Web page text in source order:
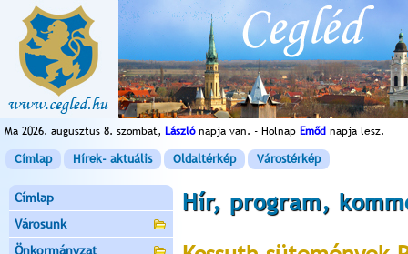
Ma 2026. augusztus 8. szombat, Lászlónapja van. - Holnap Emőd napja lesz.
Címlap Hírek- aktuális Oldaltérkép Várostérkép
Címlap
Városunk
Önkormányzat
Hír, program,